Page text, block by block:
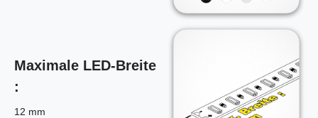
Maximale LED-Breite
:
12 mm